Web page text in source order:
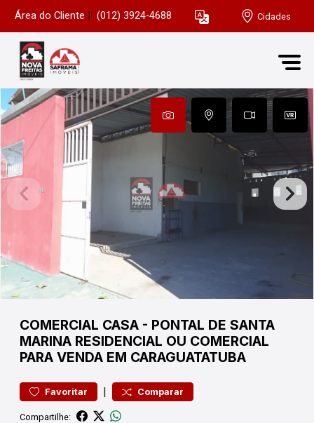
Área do Cliente (012) 3924-4688 Cidades
COMERCIAL CASA - PONTAL DE SANTA
MARINA RESIDENCIAL OU COMERCIAL
PARA VENDA EM CARAGUATATUBA
Favoritar | Comparar
Compartilhe: